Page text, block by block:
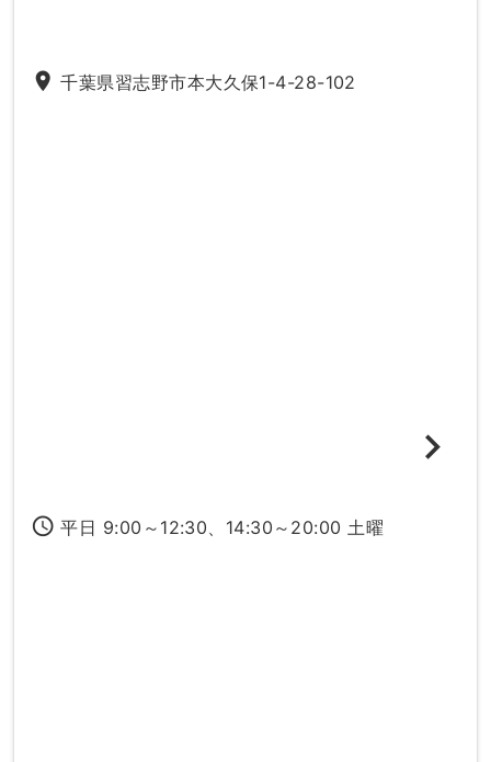
place 千葉県習志野市本大久保1-4-28-102
access_time 平日 9:00～12:30、14:30～20:00 土曜